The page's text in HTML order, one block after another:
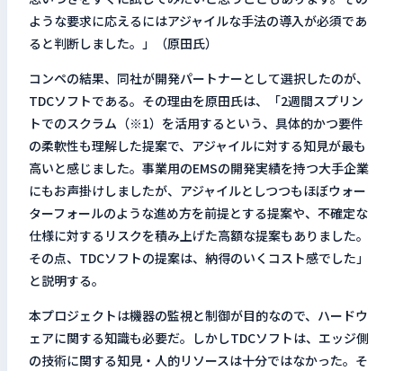
ような要求に応えるにはアジャイルな手法の導入が必須であ
ると判断しました。」（原田氏）
コンペの結果、同社が開発パートナーとして選択したのが、
TDCソフトである。その理由を原田氏は、「2週間スプリン
トでのスクラム（※1）を活用するという、具体的かつ要件
の柔軟性も理解した提案で、アジャイルに対する知見が最も
高いと感じました。事業用のEMSの開発実績を持つ大手企業
にもお声掛けしましたが、アジャイルとしつつもほぼウォー
ターフォールのような進め方を前提とする提案や、不確定な
仕様に対するリスクを積み上げた高額な提案もありました。
その点、TDCソフトの提案は、納得のいくコスト感でした」
と説明する。
本プロジェクトは機器の監視と制御が目的なので、ハードウ
ェアに関する知識も必要だ。しかしTDCソフトは、エッジ側
の技術に関する知見・人的リソースは十分ではなかった。そ